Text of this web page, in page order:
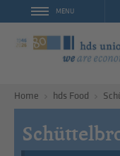
MENU
Home hds Food